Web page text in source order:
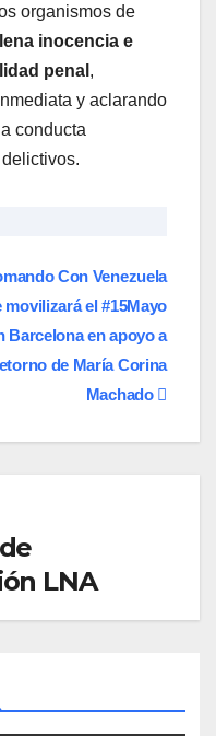
organismos de
inocencia e
penal ,
y aclarando
conducta
Con Venezuela
movilizará el #15Mayo
Barcelona en apoyo a
de María Corina
Machado
LNA